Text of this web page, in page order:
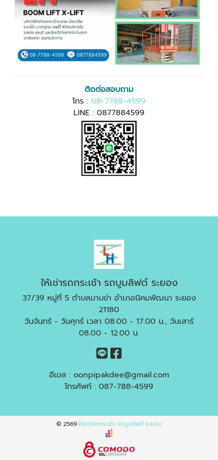
ติดต่อสอบถาม
โทร : 08-7788-4599
LINE : 0877884599
ให้เช่ารถกระเช้า รถบูมลิฟต์ ระยอง
37/39 หมู่ที่ 5 ตำบลมาบข่า อำเภอนิคมพัฒนา ระยอง
21180
วันจันทร์ - วันศุกร์ เวลา 08.00 - 17.00 น., วันเสาร์
08.00 - 12.00 น.
อีเมล : oonpipakdee@gmail.com
โทรศัพท์ : 087-788-4599
© 2569ให้เช่ารถกระเช้า รถบูมลิฟต์ ระยอง